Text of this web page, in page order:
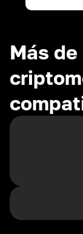
Más de